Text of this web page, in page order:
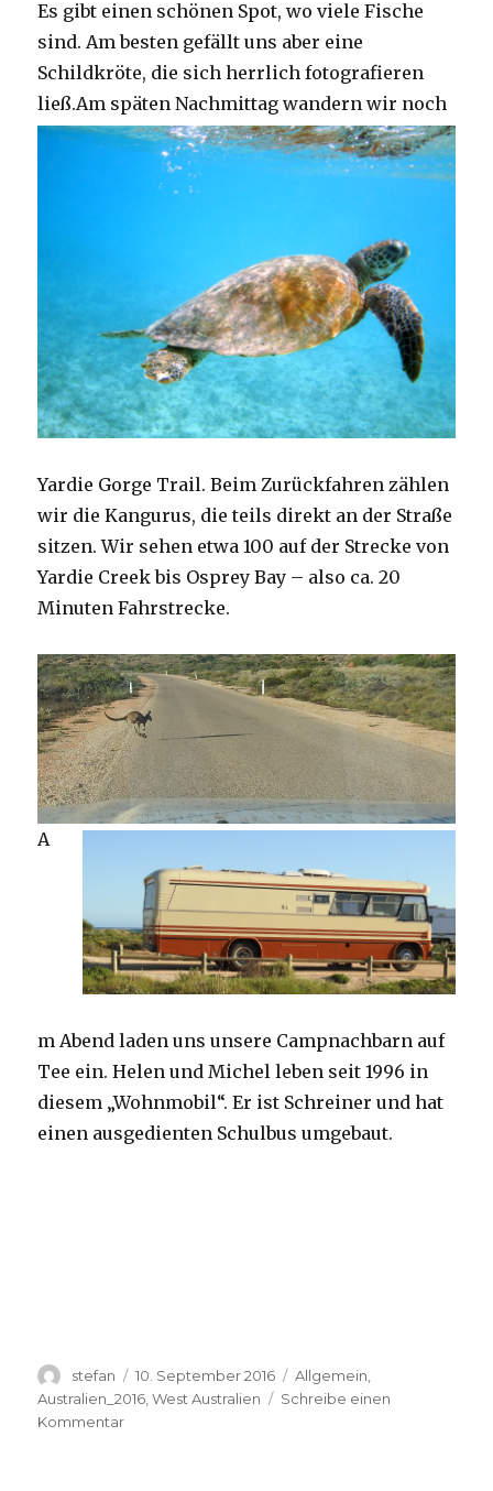
Es gibt einen schönen Spot, wo viele Fische
sind. Am besten gefällt uns aber eine
Schildkröte, die sich herrlich fotografieren
ließ.Am späten Nachmittag wandern wir noch
Yardie Gorge Trail. Beim Zurückfahren zählen
wir die Kangurus, die teils direkt an der Straße
sitzen. Wir sehen etwa 100 auf der Strecke von
Yardie Creek bis Osprey Bay – also ca. 20
Minuten Fahrstrecke.
A
m Abend laden uns unsere Campnachbarn auf
Tee ein. Helen und Michel leben seit 1996 in
diesem „Wohnmobil“. Er ist Schreiner und hat
einen ausgedienten Schulbus umgebaut.
Autor
stefan
Veröffentlicht
am
10. September 2016 Kategorien
Allgemein
Australien_2016 ,West Australien
Schreibe einen
Kommentarzu